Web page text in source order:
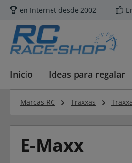
al contenido principal
Saltar a la búsqueda
Saltar a la navegación principal
en Internet desde 2002
Inicio Ideas para regalar
Marcas RC Traxxas
E-Maxx